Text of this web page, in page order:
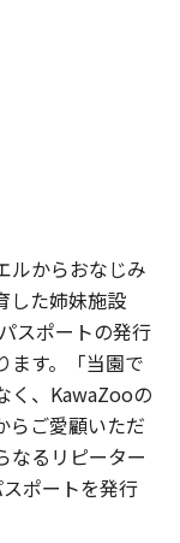
ルからおなじみ
した姉妹施設
スポートの発行
ます。「当園で
く、KawaZooの
らご愛顧いただ
なるリピーター
ポートを発行